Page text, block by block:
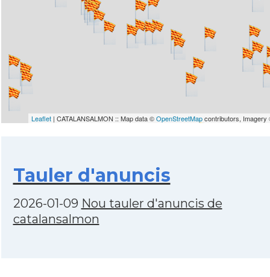
Leaflet | CATALANSALMON :: Map data ©OpenStreetMapcontributors,
Tauler d'anuncis
2026-01-09 Nou tauler d'anuncis de
catalansalmon